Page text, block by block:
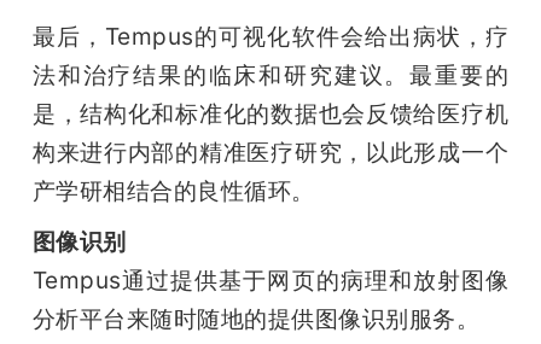
最后，Tempus的可视化软件会给出病状，疗
法和治疗结果的临床和研究建议。最重要的
是，结构化和标准化的数据也会反馈给医疗机
构来进行内部的精准医疗研究，以此形成一个
产学研相结合的良性循环。
图像识别
Tempus通过提供基于网页的病理和放射图像
分析平台来随时随地的提供图像识别服务。